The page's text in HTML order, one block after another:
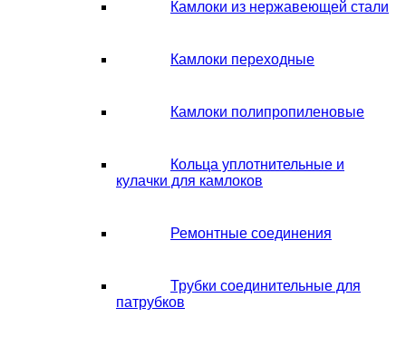
Камлоки из нержавеющей стали
Камлоки переходные
Камлоки полипропиленовые
Кольца уплотнительные и
кулачки для камлоков
Ремонтные соединения
Трубки соединительные для
патрубков